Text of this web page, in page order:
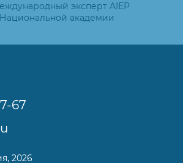
эксперт AIEP
академии
67
2026